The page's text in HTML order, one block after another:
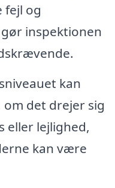
fejl og
inspektionen
kan
det drejer sig
eller lejlighed,
kan være